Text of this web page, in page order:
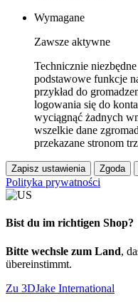
Wymagane
Zawsze aktywne
Technicznie
podstawowe funkcje
przykład do
logowania się do
wyciągnąć żadnych
wszelkie dane
przekazane stronom
Zapisz ustawienia Zgoda
Polityka prywatności
Bist du im richtigen Shop?
Bitte wechsle zum Land,
übereinstimmt.
Zu 3DJake International